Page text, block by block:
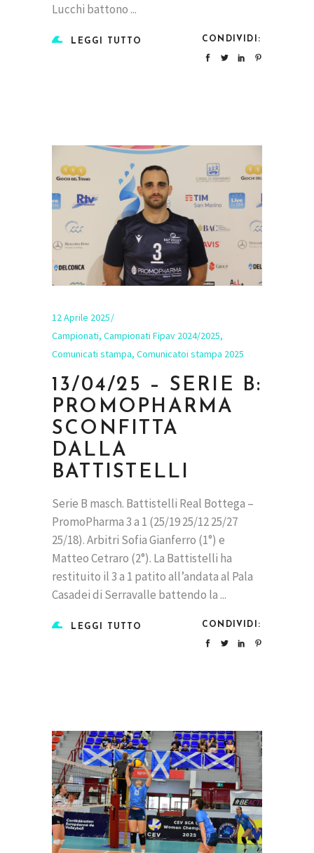
Lucchi battono
LEGGI TUTTO CONDIVIDI:
12 Aprile 2025
Campionati, Campionati Fipav 2024/2025,
Comunicati stampa, Comunicatoi stampa 2025
13/04/25 – SERIE B:
PROMOPHARMA
SCONFITTA
DALLA
BATTISTELLI
Serie B masch. Battistelli Real Bottega –
PromoPharma 3 a 1 (25/19 25/12 25/27
25/18). Arbitri Sofia Gianferro (1°) e
Matteo Cetraro (2°). La Battistelli ha
restituito il 3 a 1 patito all’andata al Pala
Casadei di Serravalle battendo la
LEGGI TUTTO CONDIVIDI: